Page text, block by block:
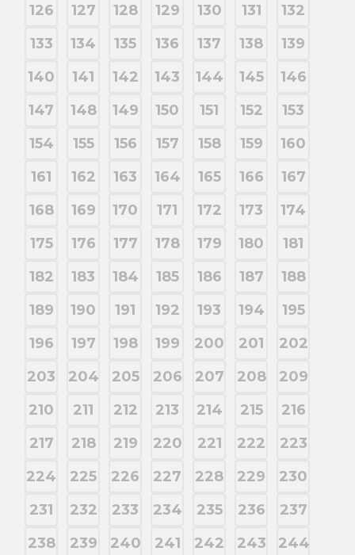
126
127 128 129 130 131
132
133
134 135 136 137 138
139
140
141 142 143 144 145
146
147
148 149 150 151 152
153
154
155 156 157 158 159
160
161
162 163 164 165 166
167
168
169 170 171 172 173
174
175
176 177 178 179 180
181
182
183 184 185 186 187
188
189
190 191 192 193 194
195
196
197 198 199 200 201
202
203
204 205 206 207 208
209
210
211 212 213 214 215
216
217
218 219 220 221 222
223
224
225 226 227 228 229
230
231
232 233 234 235 236
237
238
239 240 241 242 243
244